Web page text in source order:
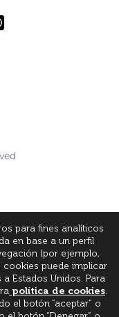
para fines analíticos
en base a un perfil
(por ejemplo,
cookies puede implicar
Estados Unidos. Para
política de cookies.
el botón “aceptar” o